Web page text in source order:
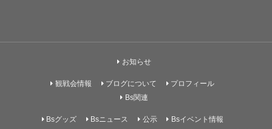
お知らせ
観戦会情報 ブログについて
プロフィール
Bs関連
Bsグッズ Bsニュース 公示
Bsイベント情報